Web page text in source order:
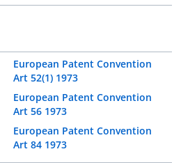
European Patent Convention
Art 52(1) 1973
European Patent Convention
Art 56 1973
European Patent Convention
Art 84 1973